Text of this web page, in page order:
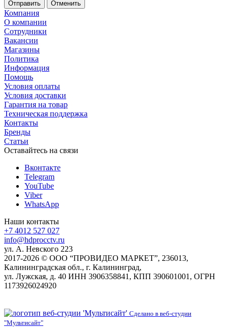
Отменить
Компания
О компании
Сотрудники
Вакансии
Магазины
Политика
Информация
Помощь
Условия оплаты
Условия доставки
Гарантия на товар
Техническая поддержка
Контакты
Бренды
Статьи
Оставайтесь на связи
Вконтакте
Telegram
YouTube
Viber
WhatsApp
Наши контакты
+7 4012 527 027
info@hdprocctv.ru
ул. А. Невского 223
2017-2026 © ООО “ПРОВИДЕО МАРКЕТ”, 236013,
Калининградская обл., г. Калининград,
ул. Лужская, д. 40 ИНН 3906358841, КПП 390601001, ОГРН
1173926024920
Сделано в веб-студии
"Мультисайт"